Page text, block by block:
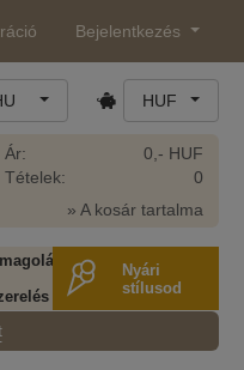
Bejelentkezés
HUF
Ár:
Tételek:
0,- HUF
0
» A kosár tartalma
Nyári
stílusod